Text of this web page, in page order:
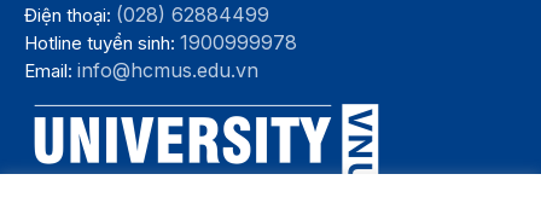
Điện thoại: (028) 62884499
Hotline tuyển sinh:1900999978
Email:info@hcmus.edu.vn